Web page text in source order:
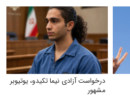
درخواست آزادی نیما تکیدو، یوتیوبر
مشهور